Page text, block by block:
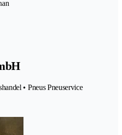
• Pneus Pneuservice